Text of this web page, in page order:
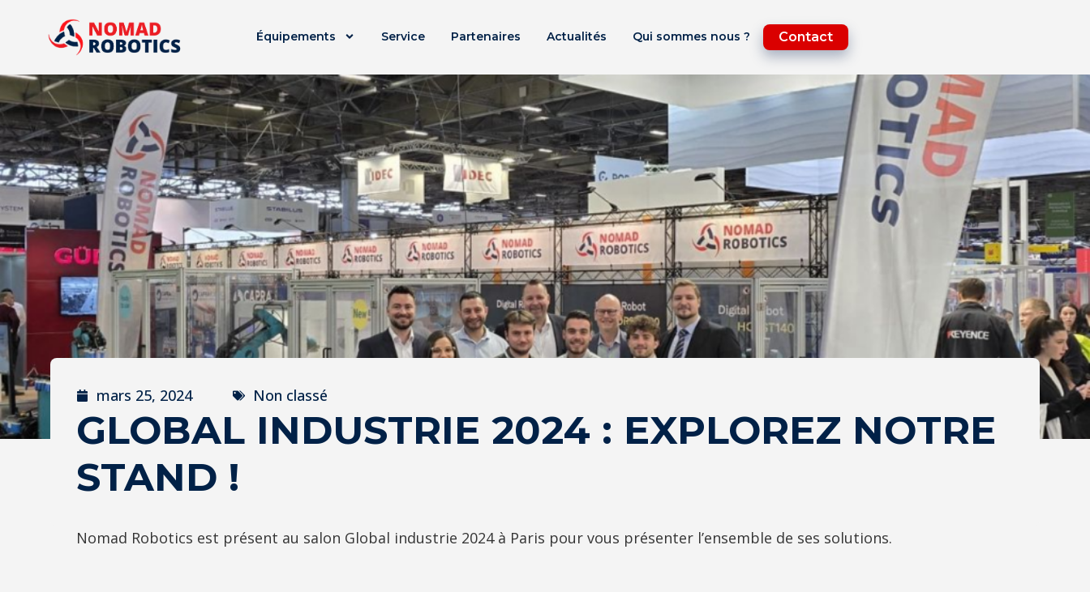
Équipements Service Partenaires Actualités Qui sommes nous ? Contact
mars 25, 2024 Non classé
GLOBAL INDUSTRIE 2024 : EXPLOREZ NOTRE
STAND !
Nomad Robotics est présent au salon Global industrie 2024 à Paris pour vous présenter l’ensemble de ses solutions.